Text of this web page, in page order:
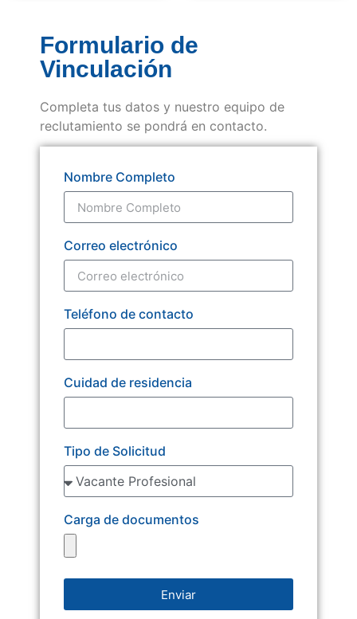
Formulario de
Vinculación
Completa tus datos y nuestro equipo de
reclutamiento se pondrá en contacto.
Nombre Completo
Correo electrónico
Teléfono de contacto
Cuidad de residencia
Tipo de Solicitud
Carga de documentos
Enviar